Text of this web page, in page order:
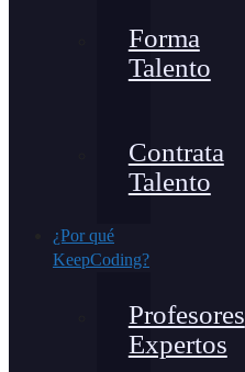
Forma
Talento
Contrata
Talento
¿Por qué
KeepCoding?
Profesores
Expertos